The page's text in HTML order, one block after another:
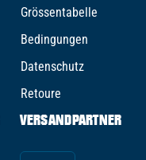
Grössentabelle
Bedingungen
Datenschutz
Retoure
VERSANDPARTNER